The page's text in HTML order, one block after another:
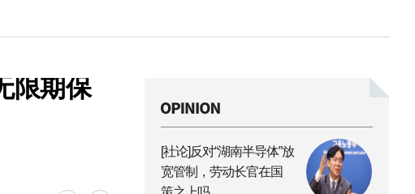
限期保
[社论]反对“湖南半导体”放
宽管制，劳动长官在国